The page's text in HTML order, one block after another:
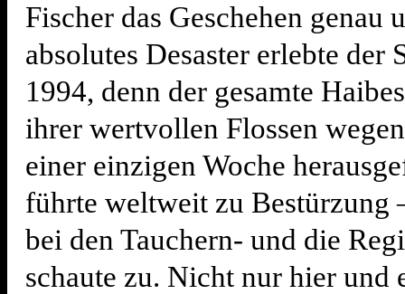
Fischer das Geschehen genau
absolutes Desaster erlebte der
1994, denn der gesamte
ihrer wertvollen Flossen
einer einzigen Woche
führte weltweit zu Bestürzung
bei den Tauchern- und die
schaute zu. Nicht nur hier und